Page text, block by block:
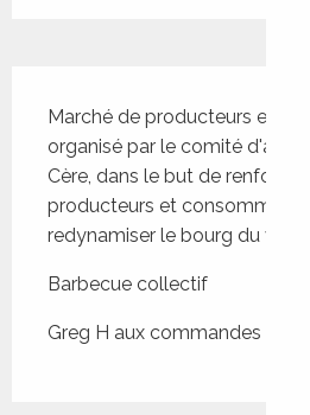
Marché de producteurs et
organisé par le comité
Cère, dans le but de
producteurs et
redynamiser le bourg du village
Barbecue collectif
Greg H aux commandes de